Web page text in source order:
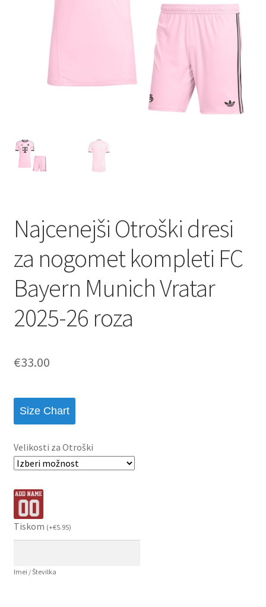
Najcenejši Otroški dresi
za nogomet kompleti FC
Bayern Munich Vratar
2025-26 roza
€33.00
Size Chart
Velikosti za Otroški
Tiskom (+€5.95)
Imei / Številka